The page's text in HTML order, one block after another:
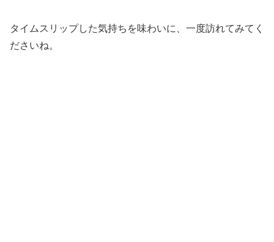
タイムスリップした気持ちを味わいに、一度訪れてみてく
ださいね。